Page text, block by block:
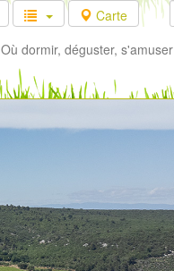
Carte
Où dormir, déguster, s'amuser